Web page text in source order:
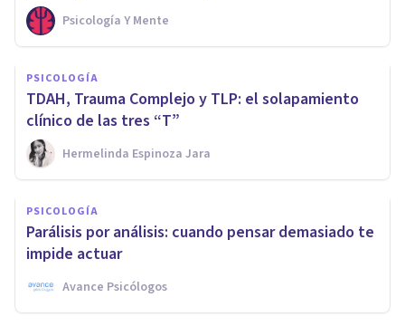
Psicología Y Mente
PSICOLOGÍA
TDAH, Trauma Complejo y TLP: el solapamiento
clínico de las tres “T”
Hermelinda Espinoza Jara
PSICOLOGÍA
Parálisis por análisis: cuando pensar demasiado te
impide actuar
Avance Psicólogos